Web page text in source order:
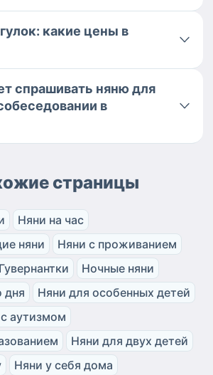
какие цены в
спрашивать няню для
в
страницы
Няни на час
няни
Няни с проживанием
Гувернантки
Ночные няни
дня
Няни для особенных детей
аутизмом
Няни для двух детей
Няни у себя дома